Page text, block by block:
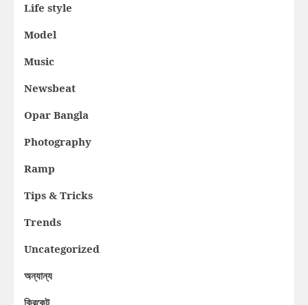
Life style
Model
Music
Newsbeat
Opar Bangla
Photography
Ramp
Tips & Tricks
Trends
Uncategorized
অন্যান্য